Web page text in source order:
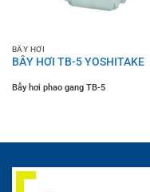
BẪY HƠI
BẪY HƠI TB-5 YOSHITAKE
Bẫy hơi phao gang TB-5